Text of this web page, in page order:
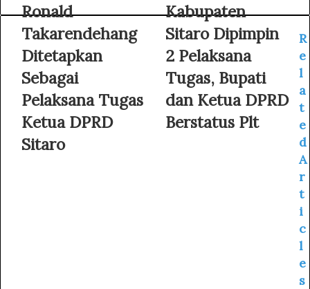
u Ronald
Takarendehang
Ditetapkan
Sebagai
Pelaksana Tugas
Ketua DPRD
Sitaro
Kabupaten
Sitaro Dipimpin
2 Pelaksana
Tugas, Bupati
dan Ketua DPRD
Berstatus Plt
R
e
l
a
t
e
d
A
r
t
i
c
l
e
s